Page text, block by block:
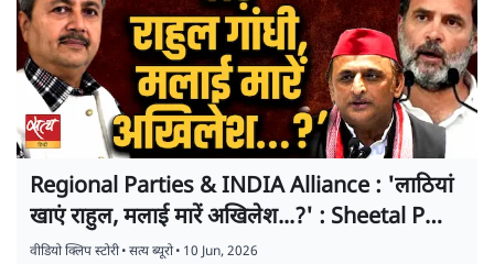
Regional Parties & INDIA Alliance : 'लाठियां
खाएं राहुल, मलाई मारें अखिलेश...?' : Sheetal P
Singh
वीडियो क्लिप स्टोरी•सत्य ब्यूरो• 10 Jun, 2026